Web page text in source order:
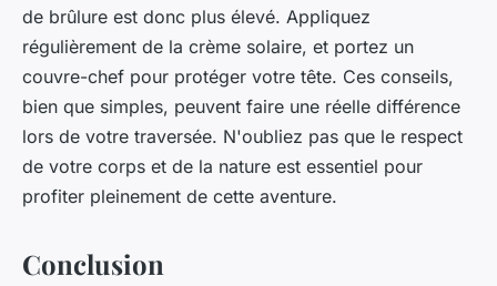
de brûlure est donc plus élevé. Appliquez
régulièrement de la crème solaire, et portez un
couvre-chef pour protéger votre tête. Ces conseils,
bien que simples, peuvent faire une réelle différence
lors de votre traversée. N'oubliez pas que le respect
de votre corps et de la nature est essentiel pour
profiter pleinement de cette aventure.
Conclusion